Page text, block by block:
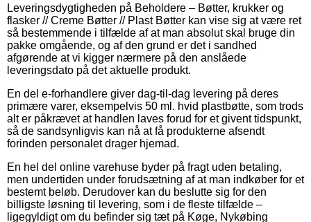
Leveringsdygtigheden på Beholdere – Bøtter, krukker og
flasker // Creme Bøtter // Plast Bøtter kan vise sig at være ret
så bestemmende i tilfælde af at man absolut skal bruge din
pakke omgående, og af den grund er det i sandhed
afgørende at vi kigger nærmere på den anslåede
leveringsdato på det aktuelle produkt.
En del e-forhandlere giver dag-til-dag levering på deres
primære varer, eksempelvis 50 ml. hvid plastbøtte, som trods
alt er påkrævet at handlen laves forud for et givent tidspunkt,
så de sandsynligvis kan nå at få produkterne afsendt
forinden personalet drager hjemad.
En hel del online varehuse byder på fragt uden betaling,
men undertiden under forudsætning af at man indkøber for et
bestemt beløb. Derudover kan du beslutte sig for den
billigste løsning til levering, som i de fleste tilfælde –
ligegyldigt om du befinder sig tæt på Køge, Nykøbing